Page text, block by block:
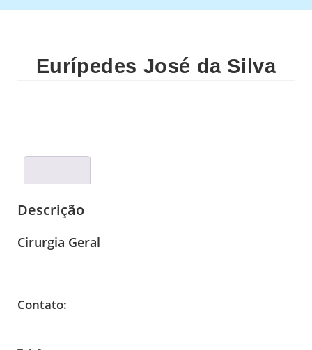
Eurípedes José da Silva
Descrição
Cirurgia Geral
Contato: